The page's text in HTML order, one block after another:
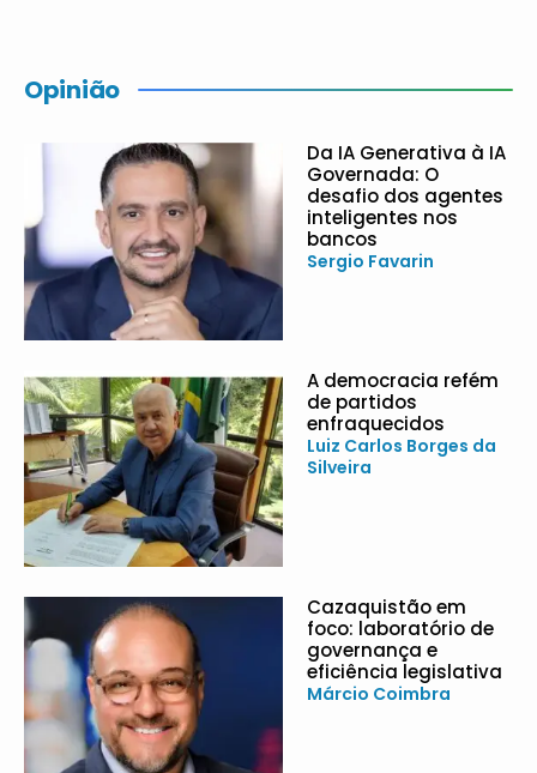
Opinião
Da IA Generativa à IA
Governada: O
desafio dos agentes
inteligentes nos
bancos
Sergio Favarin
A democracia refém
de partidos
enfraquecidos
Luiz Carlos Borges da
Silveira
Cazaquistão em
foco: laboratório de
governança e
eficiência legislativa
Márcio Coimbra